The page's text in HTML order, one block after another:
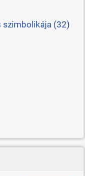
szimbolikája (32)